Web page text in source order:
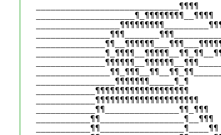
_____________________________¶¶¶¶
____________________¶_¶¶¶¶¶¶¶¶__¶¶¶¶
________________¶¶¶¶¶¶¶_____¶_¶
____________¶¶¶¶¶¶¶¶¶¶¶¶¶¶¶¶¶¶¶
____________¶¶¶¶¶¶¶¶¶¶¶¶¶¶¶¶¶¶¶¶¶
____________¶¶_______________¶¶_¶¶¶
___________¶¶_________________¶__¶¶¶